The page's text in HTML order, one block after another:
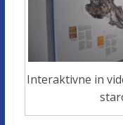
Interaktivne in